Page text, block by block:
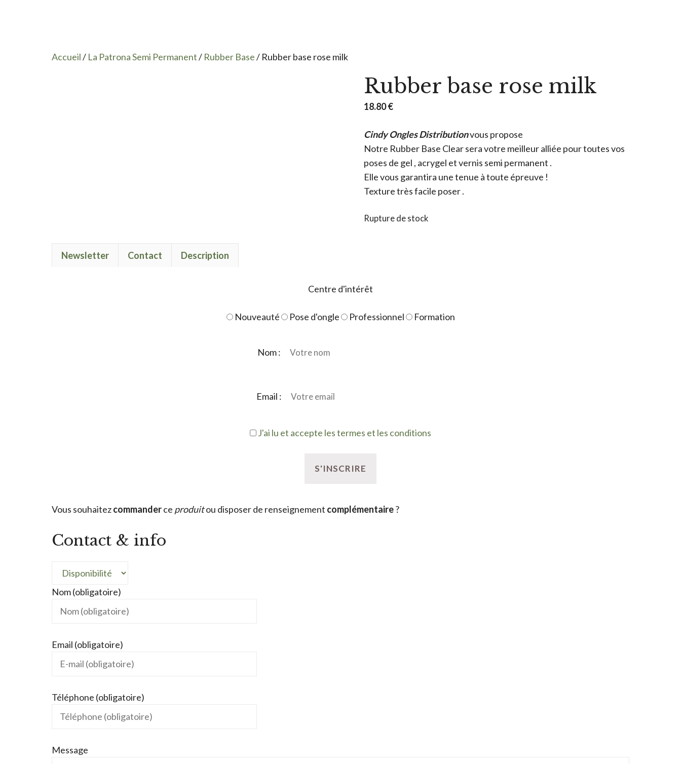
Accueil/ La Patrona Semi Permanent/ Rubber Base/ Rubber base rose milk
Rubber base rose milk
18.80€
Cindy Ongles Distributionvous propose
Notre Rubber Base Clear sera votre meilleur alliée pour toutes vos
poses de gel , acrygel et vernis semi permanent .
Elle vous garantira une tenue à toute épreuve !
Texture très facile poser .
Rupture de stock
Newsletter Contact Description
Centre d'intérêt
Nouveauté Pose d'ongle Professionnel Formation
Nom :
Email :
J'ai lu et accepte les termes et les conditions
Vous souhaitezcommanderce produitou disposer de renseignement complémentaire?
Contact & info
Nom (obligatoire)
Email (obligatoire)
Téléphone (obligatoire)
Message